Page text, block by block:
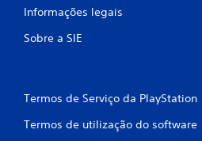
Informações legais
Sobre a SIE
Termos de Serviço da PlayStation
Termos de utilização do software